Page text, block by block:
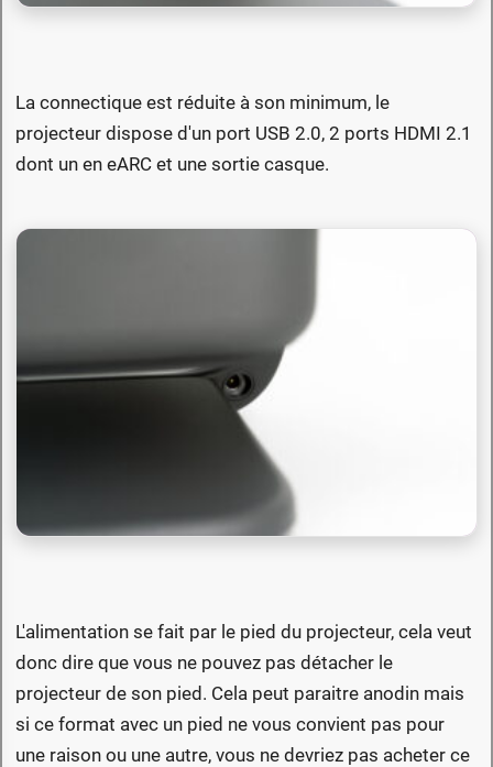
La connectique est réduite à son minimum, le
projecteur dispose d'un port USB 2.0, 2 ports HDMI 2.1
dont un en eARC et une sortie casque.
L'alimentation se fait par le pied du projecteur, cela veut
donc dire que vous ne pouvez pas détacher le
projecteur de son pied. Cela peut paraitre anodin mais
si ce format avec un pied ne vous convient pas pour
une raison ou une autre, vous ne devriez pas acheter ce